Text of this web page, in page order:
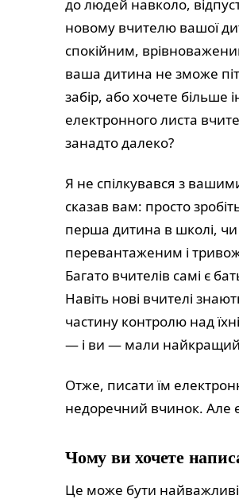
до людей навколо,
новому вчителю вашої
спокійним,
ваша дитина не зможе
забір, або хочете більше
електронного листа
занадто далеко?
Я не спілкувався з
сказав вам: просто
перша дитина в школі, чи
перевантаженим і
Багато вчителів самі є
Навіть нові вчителі
частину контролю над
— і ви — мали найкращий
Отже, писати їм
недоречний вчинок. Але
Чому ви хочете
Це може бути